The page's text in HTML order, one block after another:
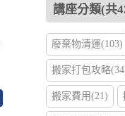
講座分類(共
廢棄物清運(103)
搬家打包攻略
搬家費用(21)